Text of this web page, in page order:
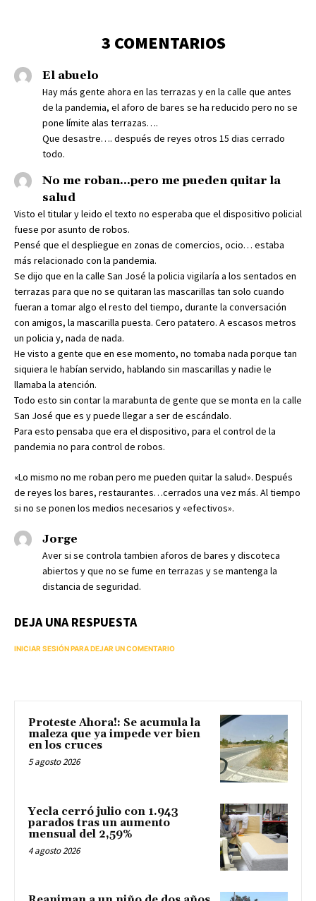
3 COMENTARIOS
El abuelo
Hay más gente ahora en las terrazas y en la calle que antes
de la pandemia, el aforo de bares se ha reducido pero no se
pone límite alas terrazas….
Que desastre…. después de reyes otros 15 dias cerrado
todo.
No me roban...pero me pueden quitar la
salud
Visto el titular y leido el texto no esperaba que el dispositivo policial
fuese por asunto de robos.
Pensé que el despliegue en zonas de comercios, ocio… estaba
más relacionado con la pandemia.
Se dijo que en la calle San José la policia vigilaría a los sentados en
terrazas para que no se quitaran las mascarillas tan solo cuando
fueran a tomar algo el resto del tiempo, durante la conversación
con amigos, la mascarilla puesta. Cero patatero. A escasos metros
un policia y, nada de nada.
He visto a gente que en ese momento, no tomaba nada porque tan
siquiera le habían servido, hablando sin mascarillas y nadie le
llamaba la atención.
Todo esto sin contar la marabunta de gente que se monta en la calle
San José que es y puede llegar a ser de escándalo.
Para esto pensaba que era el dispositivo, para el control de la
pandemia no para control de robos.
«Lo mismo no me roban pero me pueden quitar la salud». Después
de reyes los bares, restaurantes…cerrados una vez más. Al tiempo
si no se ponen los medios necesarios y «efectivos».
Jorge
Aver si se controla tambien aforos de bares y discoteca
abiertos y que no se fume en terrazas y se mantenga la
distancia de seguridad.
DEJA UNA RESPUESTA
INICIAR SESIÓN PARA DEJAR UN COMENTARIO
Proteste Ahora!: Se acumula la
maleza que ya impede ver bien
en los cruces
5 agosto 2026
Yecla cerró julio con 1.943
parados tras un aumento
mensual del 2,59%
4 agosto 2026